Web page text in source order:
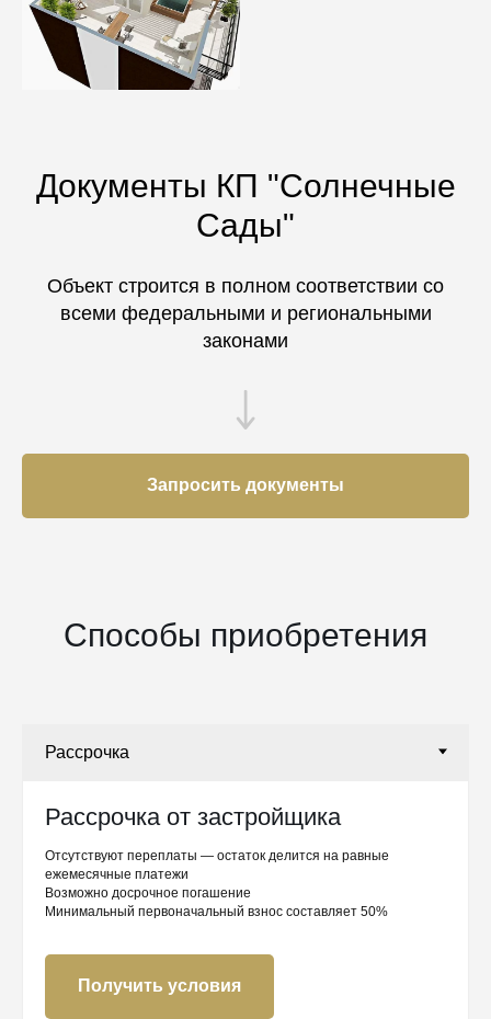
Документы КП "Солнечные
Сады"
Объект строится в полном соответствии со
всеми федеральными и региональными
законами
Запросить документы
Способы приобретения
Рассрочка от застройщика
Отсутствуют переплаты — остаток делится на равные
ежемесячные платежи
Возможно досрочное погашение
Минимальный первоначальный взнос составляет 50%
Получить условия